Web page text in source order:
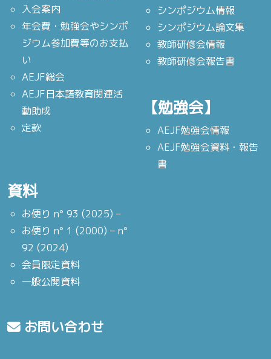
入会案内
年会費・勉強会やシンポ
ジウム参加費等のお支払
い
AEJF総会
AEJF日本語教育関連活
動助成
定款
シンポジウム情報
シンポジウム論文集
教師研修会情報
教師研修会報告書
【勉強会】
AEJF勉強会情報
AEJF勉強会資料・報告
書
資料
お便り n° 93 (2025) –
お便り n° 1 (2000) – n°
92 (2024)
会員限定資料
一般公開資料
お問い合わせ